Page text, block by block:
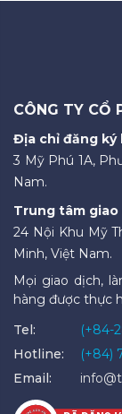
CÔNG TY CỔ
Địa chỉ đăng ký
3 Mỹ Phú 1A,
Nam.
Trung tâm giao
24 Nội Khu Mỹ
Minh, Việt Nam.
Mọi giao dịch,
hàng được thực
Tel:
(+84-
Hotline:
(+84)
Email: